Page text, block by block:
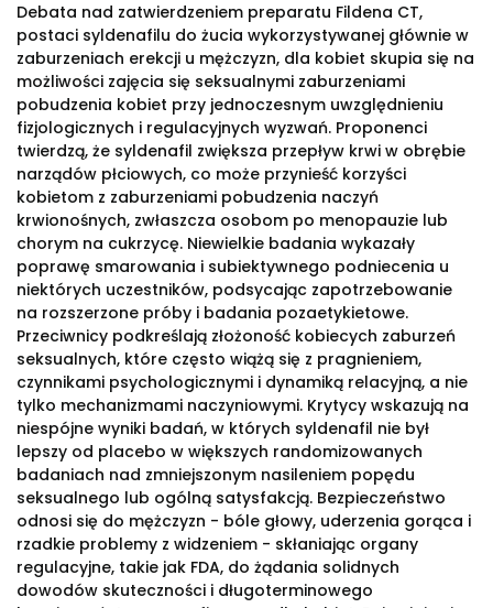
Debata nad zatwierdzeniem preparatu Fildena CT,
postaci syldenafilu do żucia wykorzystywanej głównie w
zaburzeniach erekcji u mężczyzn, dla kobiet skupia się na
możliwości zajęcia się seksualnymi zaburzeniami
pobudzenia kobiet przy jednoczesnym uwzględnieniu
fizjologicznych i regulacyjnych wyzwań. Proponenci
twierdzą, że syldenafil zwiększa przepływ krwi w obrębie
narządów płciowych, co może przynieść korzyści
kobietom z zaburzeniami pobudzenia naczyń
krwionośnych, zwłaszcza osobom po menopauzie lub
chorym na cukrzycę. Niewielkie badania wykazały
poprawę smarowania i subiektywnego podniecenia u
niektórych uczestników, podsycając zapotrzebowanie
na rozszerzone próby i badania pozaetykietowe.
Przeciwnicy podkreślają złożoność kobiecych zaburzeń
seksualnych, które często wiążą się z pragnieniem,
czynnikami psychologicznymi i dynamiką relacyjną, a nie
tylko mechanizmami naczyniowymi. Krytycy wskazują na
niespójne wyniki badań, w których syldenafil nie był
lepszy od placebo w większych randomizowanych
badaniach nad zmniejszonym nasileniem popędu
seksualnego lub ogólną satysfakcją. Bezpieczeństwo
odnosi się do mężczyzn - bóle głowy, uderzenia gorąca i
rzadkie problemy z widzeniem - skłaniając organy
regulacyjne, takie jak FDA, do żądania solidnych
dowodów skuteczności i długoterminowego